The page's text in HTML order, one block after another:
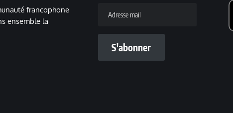
francophone
ensemble la
mail
S'abonner